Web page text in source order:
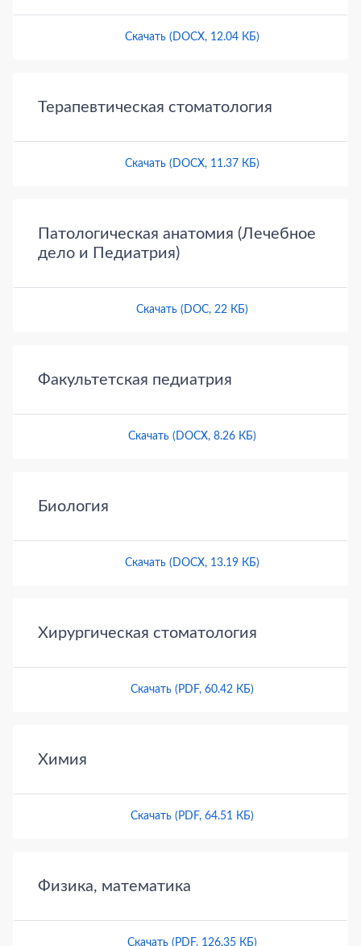
Скачать (DOCX, 12.04 КБ)
Терапевтическая стоматология
Скачать (DOCX, 11.37 КБ)
Патологическая анатомия (Лечебное
дело и Педиатрия)
Скачать (DOC, 22 КБ)
Факультетская педиатрия
Скачать (DOCX, 8.26 КБ)
Биология
Скачать (DOCX, 13.19 КБ)
Хирургическая стоматология
Скачать (PDF, 60.42 КБ)
Химия
Скачать (PDF, 64.51 КБ)
Физика, математика
Скачать (PDF, 126.35 КБ)